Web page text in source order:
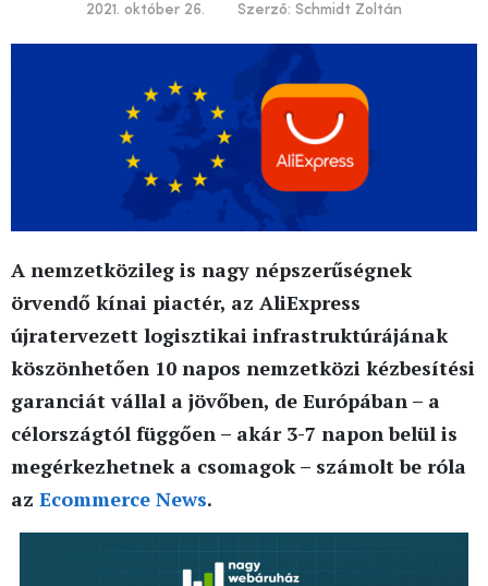
2021. október 26. Szerző: Schmidt Zoltán
A nemzetközileg is nagy népszerűségnek
örvendő kínai piactér, az AliExpress
újratervezett logisztikai infrastruktúrájának
köszönhetően 10 napos nemzetközi kézbesítési
garanciát vállal a jövőben, de Európában – a
célországtól függően – akár 3-7 napon belül is
megérkezhetnek a csomagok – számolt be róla
az Ecommerce News.